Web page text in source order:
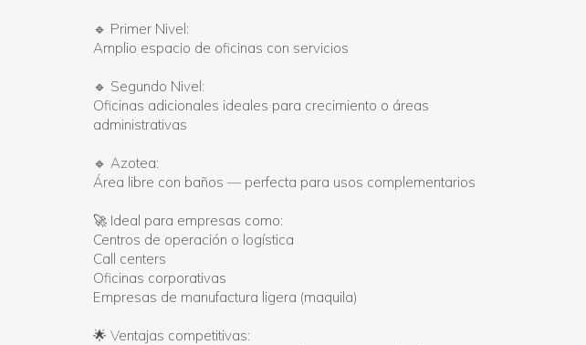
🔹 Primer Nivel:
Amplio espacio de oficinas con servicios
🔹 Segundo Nivel:
Oficinas adicionales ideales para crecimiento o áreas
administrativas
🔹 Azotea:
Área libre con baños — perfecta para usos complementarios
🚀 Ideal para empresas como:
Centros de operación o logística
Call centers
Oficinas corporativas
Empresas de manufactura ligera (maquila)
🌟 Ventajas competitivas: